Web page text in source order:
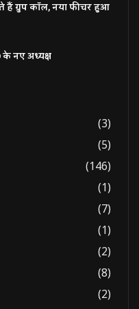
ग्रुप कॉल, नया फीचर हुआ
के नए अध्यक्ष
(3)
(5)
(146)
(1)
(7)
(1)
(2)
(8)
(2)